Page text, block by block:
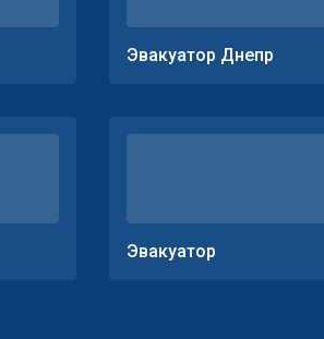
Эвакуатор Днепр
Эвакуатор